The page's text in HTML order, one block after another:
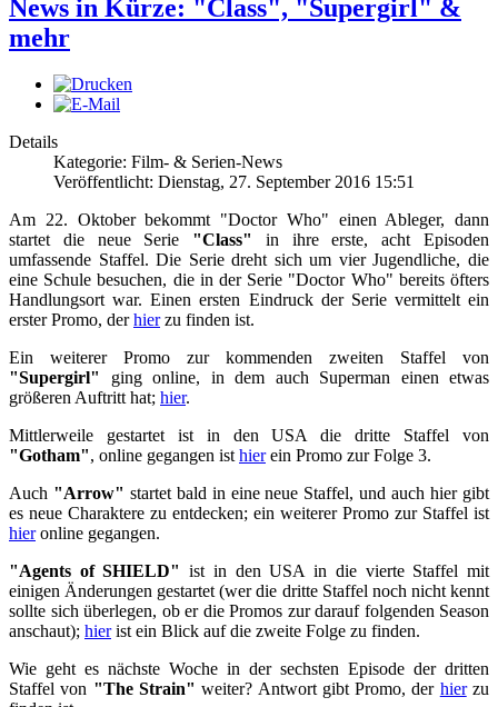
News in Kürze: "Class", "Supergirl" &
mehr
Details
Kategorie: Film- & Serien-News
Veröffentlicht: Dienstag, 27. September 2016 15:51
Am 22. Oktober bekommt "Doctor Who" einen Ableger, dann
startet die neue Serie "Class"
in ihre erste, acht Episoden
umfassende Staffel. Die Serie dreht sich um vier Jugendliche, die
eine Schule besuchen, die in der Serie "Doctor Who" bereits öfters
Handlungsort war. Einen ersten Eindruck der Serie vermittelt ein
erster Promo, derhierzu finden ist.
Ein weiterer Promo zur kommenden zweiten Staffel von
"Supergirl"
ging online, in dem auch Superman einen etwas
größeren Auftritt hat; hier.
Mittlerweile gestartet ist in den USA die dritte Staffel von
"Gotham", online gegangen isthierein Promo zur Folge 3.
Auch "Arrow" startet bald in eine neue Staffel, und auch hier gibt
es neue Charaktere zu entdecken; ein weiterer Promo zur Staffel ist
hieronline gegangen.
"Agents of SHIELD" ist in den USA in die vierte Staffel mit
einigen Änderungen gestartet (wer die dritte Staffel noch nicht kennt
sollte sich überlegen, ob er die Promos zur darauf folgenden Season
anschaut); hierist ein Blick auf die zweite Folge zu finden.
Wie geht es nächste Woche in der sechsten Episode der dritten
Staffel von "The Strain" weiter? Antwort gibt Promo, der hierzu